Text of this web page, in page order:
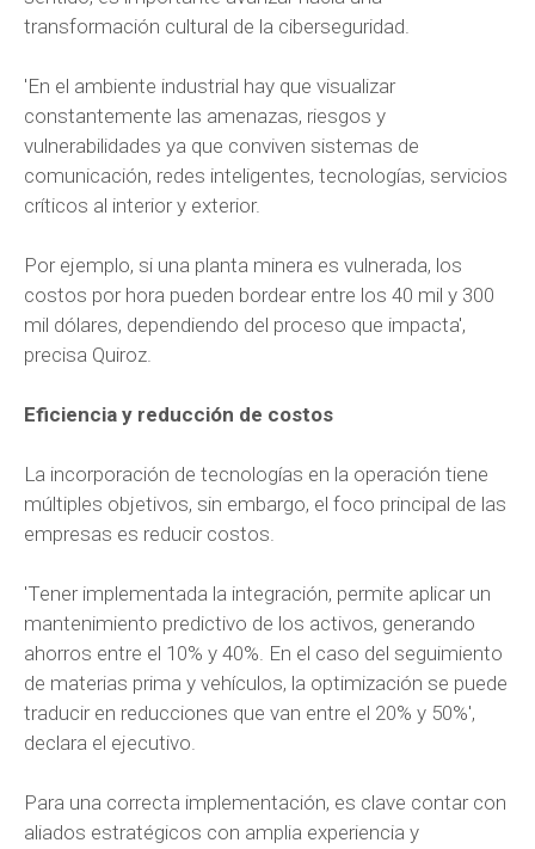
transformación cultural de la ciberseguridad.
'En el ambiente industrial hay que visualizar
constantemente las amenazas, riesgos y
vulnerabilidades ya que conviven sistemas de
comunicación, redes inteligentes, tecnologías, servicios
críticos al interior y exterior.
Por ejemplo, si una planta minera es vulnerada, los
costos por hora pueden bordear entre los 40 mil y 300
mil dólares, dependiendo del proceso que impacta',
precisa Quiroz.
Eficiencia y reducción de costos
La incorporación de tecnologías en la operación tiene
múltiples objetivos, sin embargo, el foco principal de las
empresas es reducir costos.
'Tener implementada la integración, permite aplicar un
mantenimiento predictivo de los activos, generando
ahorros entre el 10% y 40%. En el caso del seguimiento
de materias prima y vehículos, la optimización se puede
traducir en reducciones que van entre el 20% y 50%',
declara el ejecutivo.
Para una correcta implementación, es clave contar con
aliados estratégicos con amplia experiencia y